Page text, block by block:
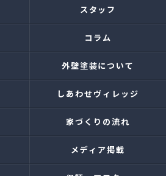
スタッフ
コラム
外壁塗装について
しあわせヴィレッジ
家づくりの流れ
メディア掲載